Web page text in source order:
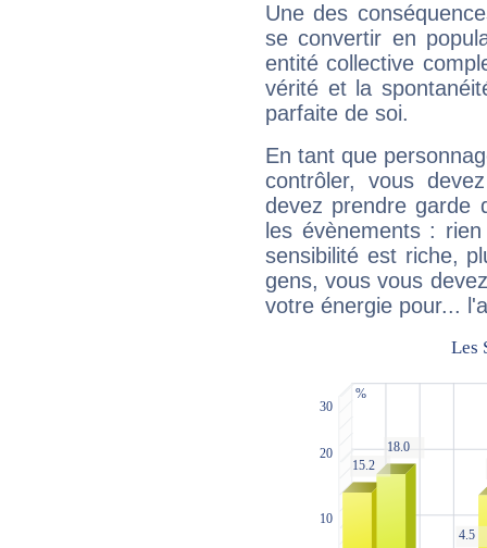
Une des
se convertir en
entité collective
vérité et la
parfaite de soi.
En tant que
contrôler, vous
devez prendre garde
les évènements :
sensibilité est riche,
gens, vous vous
votre énergie pour...